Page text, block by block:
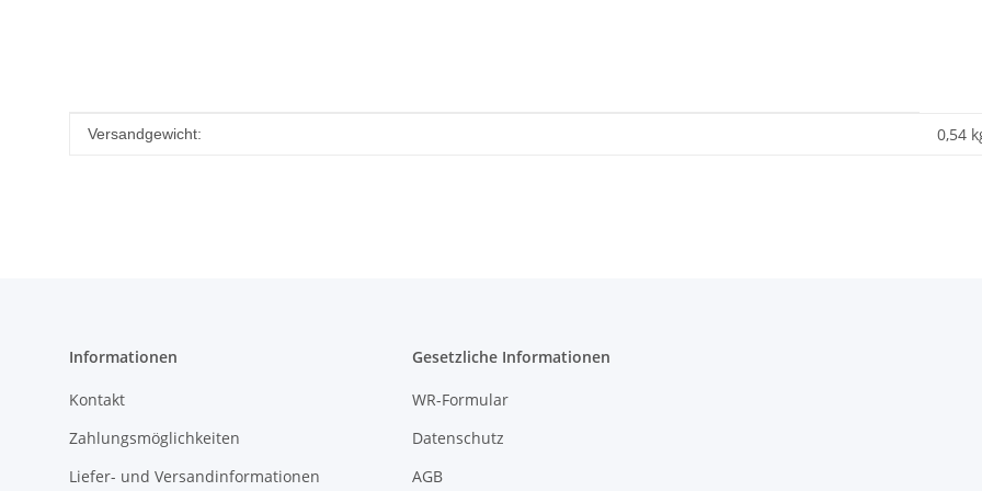
Produkteigenschaft
Wert
Versandgewicht: 0,54
Informationen
Kontakt
Zahlungsmöglichkeiten
Liefer- und Versandinformationen
Gesetzliche Informationen
WR-Formular
Datenschutz
AGB